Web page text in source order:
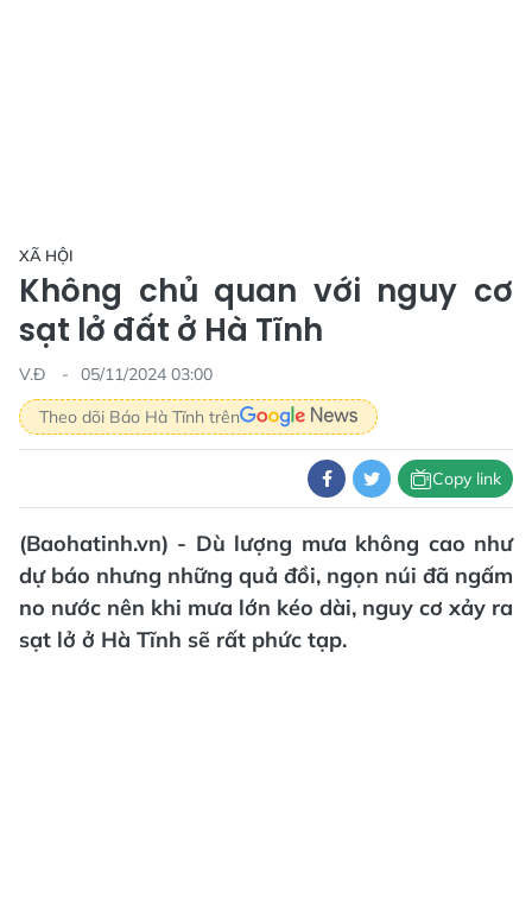
XÃ HỘI
Không chủ quan với nguy cơ
sạt lở đất ở Hà Tĩnh
V.Đ
05/11/2024 03:00
Theo dõi Báo Hà Tĩnh trên
Copy link
(Baohatinh.vn) - Dù lượng mưa không cao như
dự báo nhưng những quả đồi, ngọn núi đã ngấm
no nước nên khi mưa lớn kéo dài, nguy cơ xảy ra
sạt lở ở Hà Tĩnh sẽ rất phức tạp.